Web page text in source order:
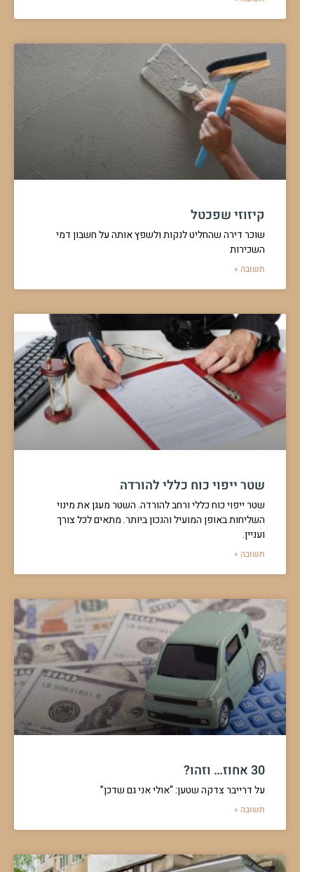
קיזוזי שפכטל
שוכר דירה שהחליט לנקות ולשפץ אותה על חשבון דמי
השכירות
תשובה »
שטר ייפוי כוח כללי להורדה
שטר ייפוי כוח כללי ורחב להורדה. השטר מעגן את מינוי
השליחות באופן המועיל והנכון ביותר. מתאים לכל צורך
ועניין.
תשובה »
30 אחוז… וזהו?
על דרייבר צדקה שטען: “אולי אני גם שדכן”
תשובה »